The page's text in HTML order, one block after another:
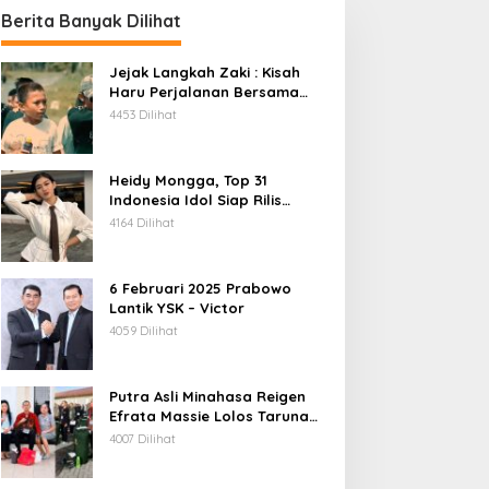
ekonomi bisnis
Bank SulutGo, OJK dan BRI
2026, Tingkatkan Literasi
Minsel
Berita Banyak Dilihat
Jejak Langkah Zaki : Kisah
Haru Perjalanan Bersama
Daeng Anpes
4453 Dilihat
Heidy Mongga, Top 31
Indonesia Idol Siap Rilis
Single Terbaru
4164 Dilihat
6 Februari 2025 Prabowo
Lantik YSK – Victor
4059 Dilihat
Putra Asli Minahasa Reigen
Efrata Massie Lolos Taruna
Akpol 2026, Bukti Rekrutmen
4007 Dilihat